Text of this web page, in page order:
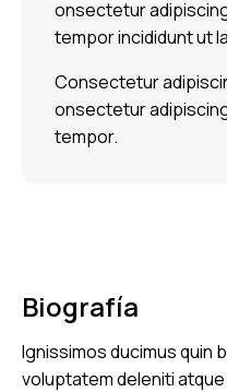
onsectetur
tempor incididunt ut
Consectetur
onsectetur
tempor.
Biografía
Ignissimos ducimus quin
voluptatem deleniti